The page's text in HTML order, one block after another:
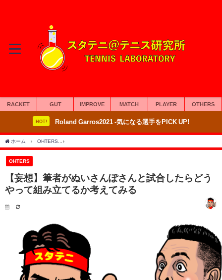
RACKET GUT IMPROVE MATCH PLAYER OTHERS
HOT! Roland Garros2021 -気になる選手をPICK UP!
ホーム OHTERS
OHTERS
【妄想】筆者がぬいさんぽさんと試合したらどう
やって組み立てるか考えてみる